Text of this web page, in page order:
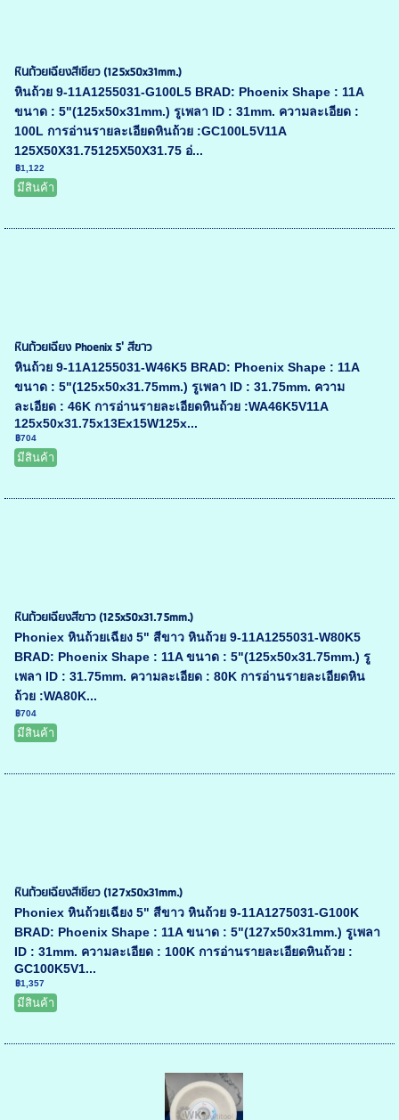
หินถ้วยเฉียงสีเขียว (125x50x31mm.)
หินถ้วย 9-11A1255031-G100L5 BRAD: Phoenix Shape : 11A
ขนาด : 5"(125x50x31mm.) รูเพลา ID : 31mm. ความละเอียด :
100L การอ่านรายละเอียดหินถ้วย :GC100L5V11A
125X50X31.75125X50X31.75 อ่...
฿1,122
มีสินค้า
หินถ้วยเฉียง Phoenix 5' สีขาว
หินถ้วย 9-11A1255031-W46K5 BRAD: Phoenix Shape : 11A
ขนาด : 5"(125x50x31.75mm.) รูเพลา ID : 31.75mm. ความ
ละเอียด : 46K การอ่านรายละเอียดหินถ้วย :WA46K5V11A
125x50x31.75x13Ex15W125x...
฿704
มีสินค้า
หินถ้วยเฉียงสีขาว (125x50x31.75mm.)
Phoniex หินถ้วยเฉียง 5" สีขาว หินถ้วย 9-11A1255031-W80K5
BRAD: Phoenix Shape : 11A ขนาด : 5"(125x50x31.75mm.) รู
เพลา ID : 31.75mm. ความละเอียด : 80K การอ่านรายละเอียดหิน
ถ้วย :WA80K...
฿704
มีสินค้า
หินถ้วยเฉียงสีเขียว (127x50x31mm.)
Phoniex หินถ้วยเฉียง 5" สีขาว หินถ้วย 9-11A1275031-G100K
BRAD: Phoenix Shape : 11A ขนาด : 5"(127x50x31mm.) รูเพลา
ID : 31mm. ความละเอียด : 100K การอ่านรายละเอียดหินถ้วย :
GC100K5V1...
฿1,357
มีสินค้า